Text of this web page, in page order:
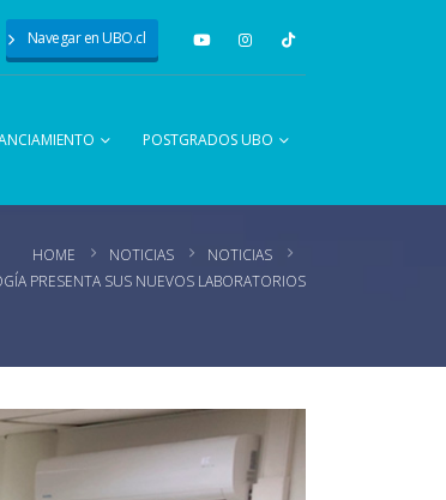
Navegar en UBO.cl
POSTGRADOS UBO
HOME NOTICIAS
NOTICIAS
PRESENTA SUS NUEVOS LABORATORIOS